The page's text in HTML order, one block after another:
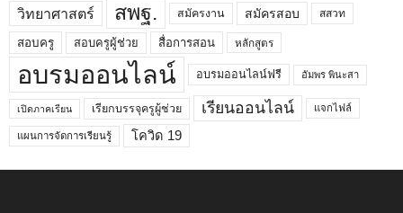
วิทยาศาสตร์ สพฐ. สมัครงาน สมัครสอบ สสวท
สอบครู สอบครูผู้ช่วย สื่อการสอน หลักสูตร
อบรมออนไลน์ อบรมออนไลน์ฟรี อัมพร พินะสา
เปิดภาคเรียน เรียกบรรจุครูผู้ช่วย เรียนออนไลน์ แจกไฟล์
แผนการจัดการเรียนรู้ โควิด 19